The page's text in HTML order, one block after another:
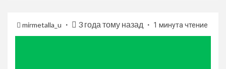
mirmetalla_u 3 года тому назад 1 минута чтение